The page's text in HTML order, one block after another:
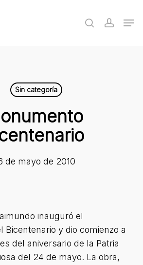
search
Sin categoría
de mayo de 2010
inauguró el
Bicentenario y dio comienzo a
del aniversario de la Patria
del 24 de mayo. La obra,